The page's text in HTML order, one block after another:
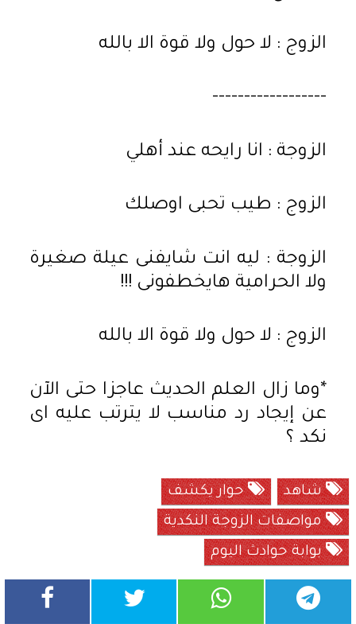
الزوج : لا حول ولا قوة الا بالله
------------------
الزوجة : انا رايحه عند أهلي
الزوج : طيب تحبى اوصلك
الزوجة : ليه انت شايفنى عيلة صغيرة
ولا الحرامية هايخطفونى !!!
الزوج : لا حول ولا قوة الا بالله
*وما زال العلم الحديث عاجزا حتى الآن
عن إيجاد رد مناسب لا يترتب عليه اى
نكد ؟
شاهد
حوار يكشف
مواصفات الزوجة النكدية
بوابة حوادث اليوم